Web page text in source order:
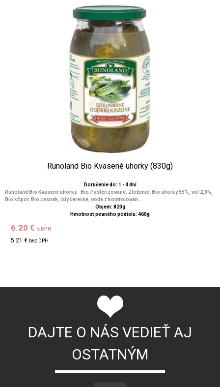
Runoland Bio Kvasené uhorky (830g)
Doručenie do: 1 - 4 dní
Runoland Bio Kvasené uhorky. Bio.Pasterizované. Zloženie: Bio uhorky 55%, soľ 2,8%,
Bio kôpor, Bio cesnak, isty čerešne, voda z kontrolovan...
Objem: 820g
Hmotnosť pevného podielu: 460g
6.20 € s DPH
5.21 € bez DPH
DAJTE O NÁS VEDIEŤ AJ
OSTATNÝM